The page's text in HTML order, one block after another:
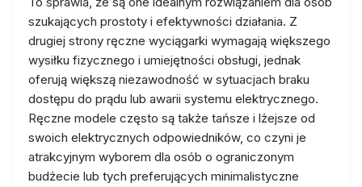
szukających prostoty i efektywności działania. Z
drugiej strony ręczne wyciągarki wymagają większego
wysiłku fizycznego i umiejętności obsługi, jednak
oferują większą niezawodność w sytuacjach braku
dostępu do prądu lub awarii systemu elektrycznego.
Ręczne modele często są także tańsze i lżejsze od
swoich elektrycznych odpowiedników, co czyni je
atrakcyjnym wyborem dla osób o ograniczonym
budżecie lub tych preferujących minimalistyczne